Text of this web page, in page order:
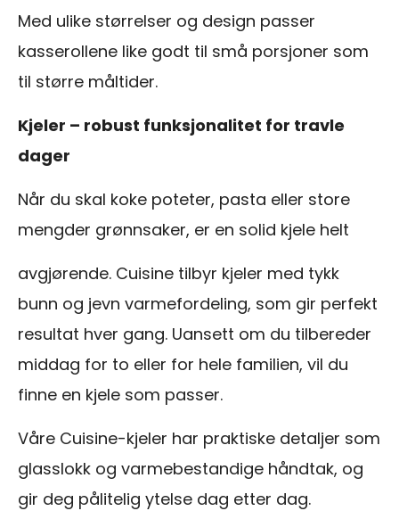
Med ulike størrelser og design passer
kasserollene like godt til små porsjoner som
til større måltider.
Kjeler – robust funksjonalitet for travle
dager
Når du skal koke poteter, pasta eller store
mengder grønnsaker, er en solid kjele helt
avgjørende. Cuisine tilbyr kjeler med tykk
bunn og jevn varmefordeling, som gir perfekt
resultat hver gang. Uansett om du tilbereder
middag for to eller for hele familien, vil du
finne en kjele som passer.
Våre Cuisine-kjeler har praktiske detaljer som
glasslokk og varmebestandige håndtak, og
gir deg pålitelig ytelse dag etter dag.